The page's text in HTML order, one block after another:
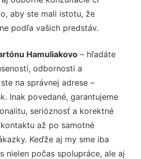
aby ste mali istotu, že
podľa vašich predstáv.
Hamuliakovo – hľadáte
odbornosti a
na správnej adrese –
Inak povedané, garantujeme
serióznosť a korektné
až po samotné
Keďže aj my sme iba
nielen počas spolupráce, ale aj